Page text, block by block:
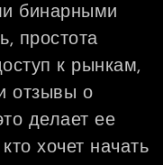
бинарными
простота
к рынкам,
отзывы о
делает ее
хочет начать